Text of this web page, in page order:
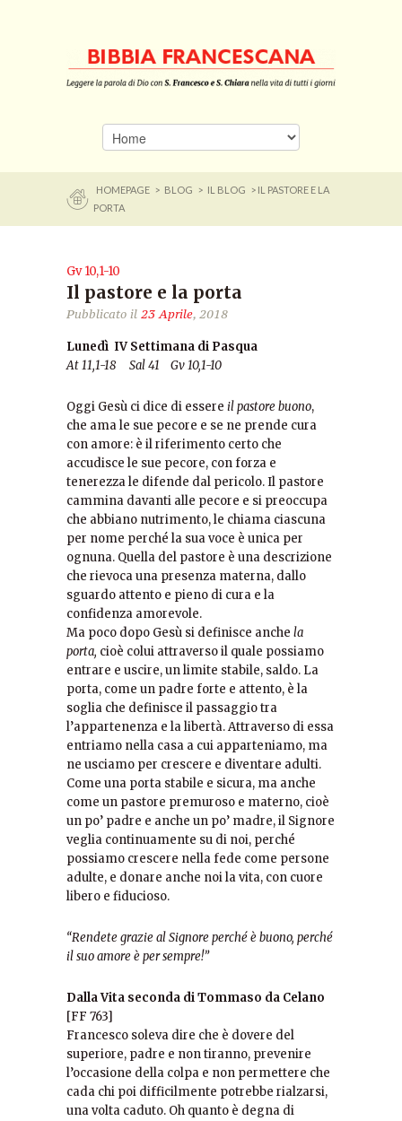
HOMEPAGE > BLOG > IL BLOG
> IL PASTORE E LA
PORTA
Gv 10,1-10
Il pastore e la porta
Pubblicato il 23 Aprile, 2018
Lunedì IV Settimana di Pasqua
At 11,1-18 Sal 41 Gv 10,1-10
Oggi Gesù ci dice di essere il pastore buono,
che ama le sue pecore e se ne prende cura
con amore: è il riferimento certo che
accudisce le sue pecore, con forza e
tenerezza le difende dal pericolo. Il pastore
cammina davanti alle pecore e si preoccupa
che abbiano nutrimento, le chiama ciascuna
per nome perché la sua voce è unica per
ognuna. Quella del pastore è una descrizione
che rievoca una presenza materna, dallo
sguardo attento e pieno di cura e la
confidenza amorevole.
Ma poco dopo Gesù si definisce anche la
porta, cioè colui attraverso il quale possiamo
entrare e uscire, un limite stabile, saldo. La
porta, come un padre forte e attento, è la
soglia che definisce il passaggio tra
l’appartenenza e la libertà. Attraverso di essa
entriamo nella casa a cui apparteniamo, ma
ne usciamo per crescere e diventare adulti.
Come una porta stabile e sicura, ma anche
come un pastore premuroso e materno, cioè
un po’ padre e anche un po’ madre, il Signore
veglia continuamente su di noi, perché
possiamo crescere nella fede come persone
adulte, e donare anche noi la vita, con cuore
libero e fiducioso.
“Rendete grazie al Signore perché è buono, perché
il suo amore è per sempre!”
Dalla Vita seconda di Tommaso da Celano
[FF 763]
Francesco soleva dire che è dovere del
superiore, padre e non tiranno, prevenire
l’occasione della colpa e non permettere che
cada chi poi difficilmente potrebbe rialzarsi,
una volta caduto. Oh quanto è degna di